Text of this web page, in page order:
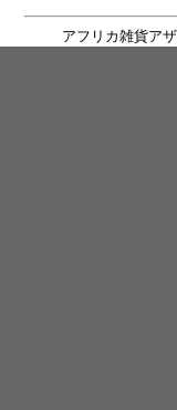
アフリカ雑貨ア